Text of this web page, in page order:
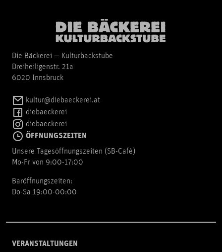
Die Bäckerei — Kulturbackstube
Dreiheiligenstr. 21a
6020 Innsbruck
kultur@diebaeckerei.at
diebaeckerei
diebaeckerei
ÖFFNUNGSZEITEN
Unsere Tagesöffnungszeiten (SB-Cafè)
Mo-Fr von 9:00-17:00
Baröffnungszeiten:
Do-Sa 19:00-00:00
VERANSTALTUNGEN